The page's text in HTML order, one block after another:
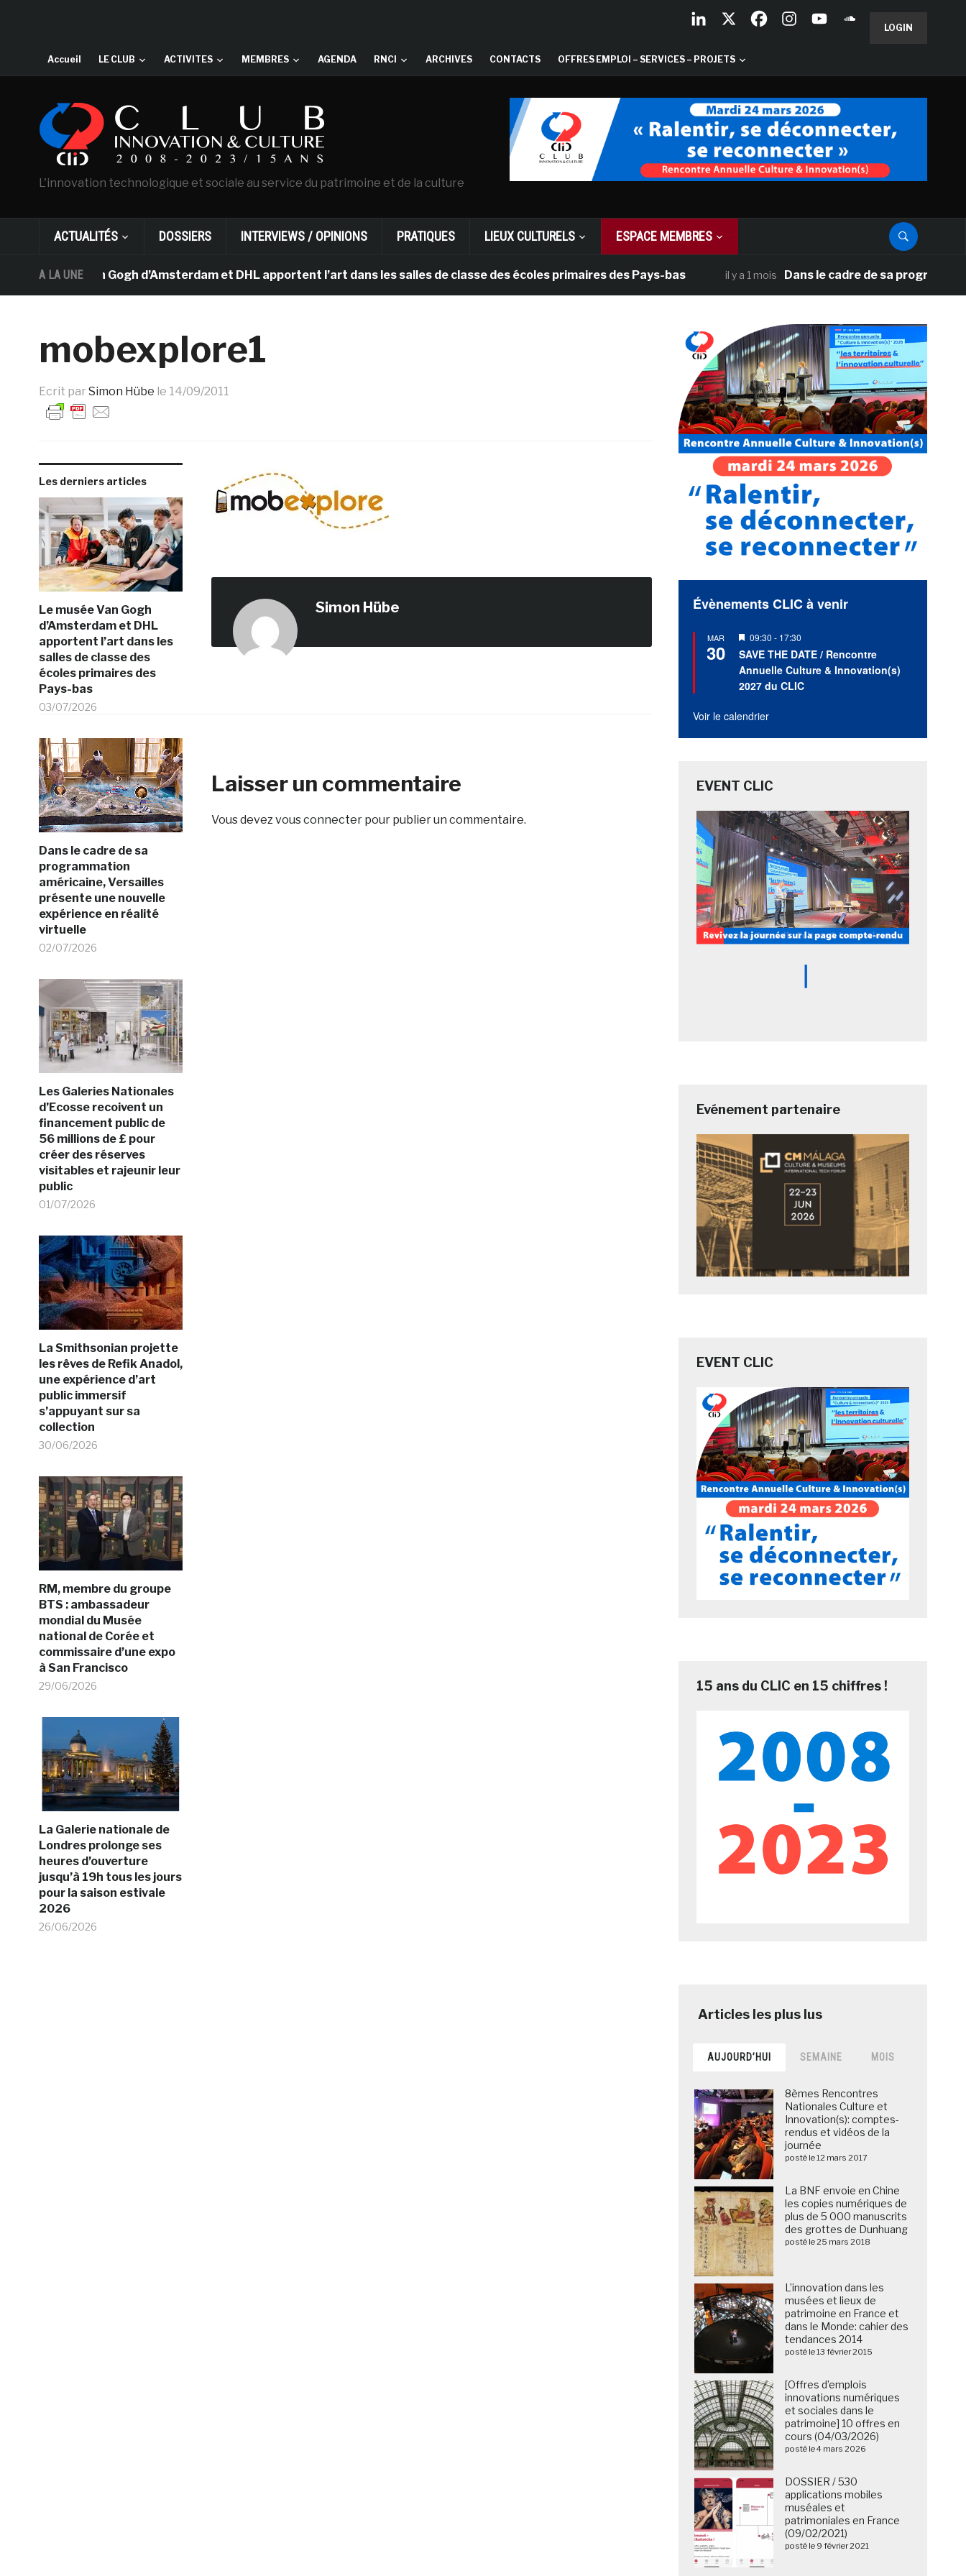
LOGIN
Accueil LE CLUB ACTIVITES MEMBRES AGENDA RNCI ARCHIVES CONTACTS OFFRES EMPLOI – SERVICES – PROJETS
L'innovation technologique et sociale au service du patrimoine et de la culture
ACTUALITÉS DOSSIERS INTERVIEWS / OPINIONS PRATIQUES LIEUX CULTURELS ESPACE MEMBRES
A LA UNE
musée Van Gogh d’Amsterdam et DHL apportent l’art dans les salles de classe des écoles primaires des Pays-bas il y a 1 mois Dans le cadre de sa programmation
mobexplore1
Ecrit par Simon Hübe le 14/09/2011
Les derniers articles
Le musée Van Gogh
d’Amsterdam et DHL
apportent l’art dans les
salles de classe des
écoles primaires des
Pays-bas
03/07/2026
Dans le cadre de sa
programmation
américaine, Versailles
présente une nouvelle
expérience en réalité
virtuelle
02/07/2026
Les Galeries Nationales
d’Ecosse recoivent un
financement public de
56 millions de £ pour
créer des réserves
visitables et rajeunir leur
public
01/07/2026
La Smithsonian projette
les rêves de Refik Anadol,
une expérience d’art
public immersif
s’appuyant sur sa
collection
30/06/2026
RM, membre du groupe
BTS : ambassadeur
mondial du Musée
national de Corée et
commissaire d’une expo
à San Francisco
29/06/2026
La Galerie nationale de
Londres prolonge ses
heures d’ouverture
jusqu’à 19h tous les jours
pour la saison estivale
2026
26/06/2026
Simon Hübe
Laisser un commentaire
Vous devezvous connecterpour publier un commentaire.
Évènements CLIC à venir
MAR
30
Mis
en
avant
09:30 - 17:30
SAVE THE DATE / Rencontre
Annuelle Culture & Innovation(s)
2027 du CLIC
Voir le calendrier
EVENT CLIC
Evénement partenaire
EVENT CLIC
15 ans du CLIC en 15 chiffres !
AUJOURD’HUI SEMAINE MOIS
8èmes Rencontres
Nationales Culture et
Innovation(s): comptes-
rendus et vidéos de la
journée
posté le 12 mars 2017
La BNF envoie en Chine
les copies numériques de
plus de 5 000 manuscrits
des grottes de Dunhuang
posté le 25 mars 2018
L’innovation dans les
musées et lieux de
patrimoine en France et
dans le Monde: cahier des
tendances 2014
posté le 13 février 2015
[Offres d’emplois
innovations numériques
et sociales dans le
patrimoine] 10 offres en
cours (04/03/2026)
posté le 4 mars 2026
DOSSIER / 530
applications mobiles
muséales et
patrimoniales en France
(09/02/2021)
posté le 9 février 2021